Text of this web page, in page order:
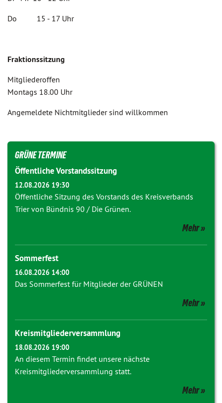
Do 15 - 17 Uhr
Fraktionssitzung
Mitgliederoffen
Montags 18.00 Uhr
Angemeldete Nichtmitglieder sind willkommen
GRÜNE TERMINE
Öffentliche Vorstandssitzung
12.08.2026 19:30
Öffentliche Sitzung des Vorstands des Kreisverbands
Trier von Bündnis 90 / Die Grünen.
Mehr
Sommerfest
16.08.2026 14:00
Das Sommerfest für Mitglieder der GRÜNEN
Mehr
Kreismitgliederversammlung
18.08.2026 19:00
An diesem Termin findet unsere nächste
Kreismitgliederversammlung statt.
Mehr